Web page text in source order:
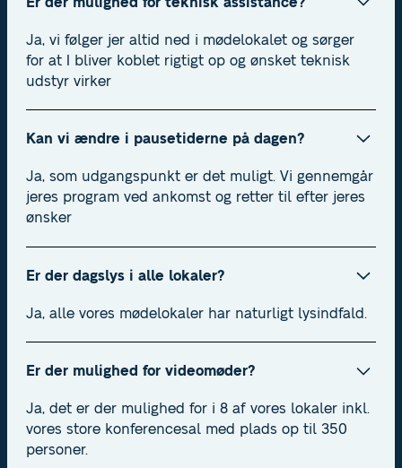
Ja, vi følger jer altid ned i mødelokalet og sørger
for at I bliver koblet rigtigt op og ønsket teknisk
udstyr virker
Kan vi ændre i pausetiderne på dagen?
Ja, som udgangspunkt er det muligt. Vi gennemgår
jeres program ved ankomst og retter til efter jeres
ønsker
Er der dagslys i alle lokaler?
Ja, alle vores mødelokaler har naturligt lysindfald.
Er der mulighed for videomøder?
Ja, det er der mulighed for i 8 af vores lokaler inkl.
vores store konferencesal med plads op til 350
personer.